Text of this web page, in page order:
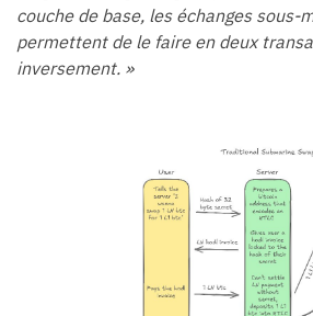
couche de base, les échanges sous-
permettent de le faire en deux
inversement. »